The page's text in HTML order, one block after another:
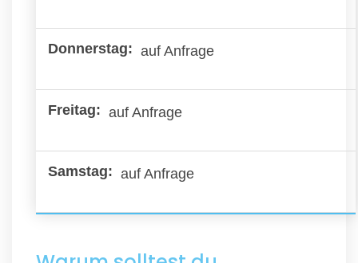
auf Anfrage
auf Anfrage
auf Anfrage